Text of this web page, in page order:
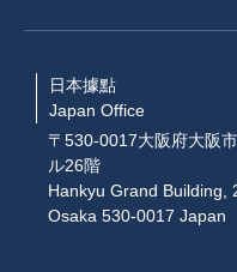
日本據點
Japan Office
〒530-0017大阪府大阪
ル26階
Hankyu Grand Building,
Osaka 530-0017 Japan